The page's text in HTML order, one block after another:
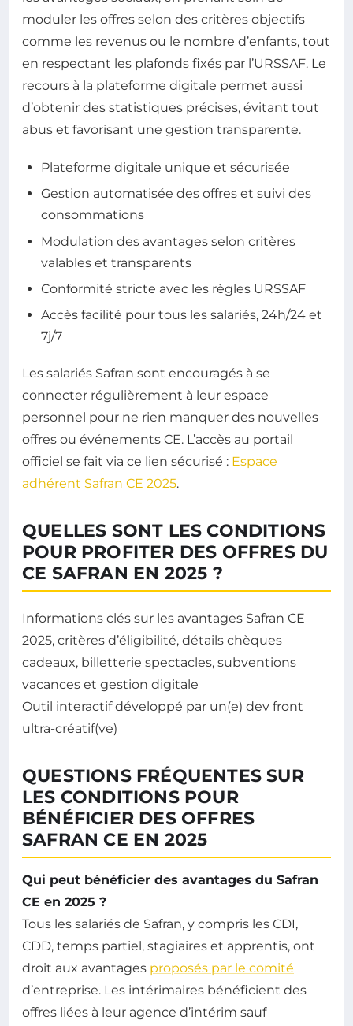
moduler les offres selon des critères objectifs
comme les revenus ou le nombre d’enfants, tout
en respectant les plafonds fixés par l’URSSAF. Le
recours à la plateforme digitale permet aussi
d’obtenir des statistiques précises, évitant tout
abus et favorisant une gestion transparente.
Plateforme digitale unique et sécurisée
Gestion automatisée des offres et suivi des
consommations
Modulation des avantages selon critères
valables et transparents
Conformité stricte avec les règles URSSAF
Accès facilité pour tous les salariés, 24h/24 et
7j/7
Les salariés Safran sont encouragés à se
connecter régulièrement à leur espace
personnel pour ne rien manquer des nouvelles
offres ou événements CE. L’accès au portail
officiel se fait via ce lien sécurisé : Espace
adhérent Safran CE 2025.
QUELLES SONT LES CONDITIONS
POUR PROFITER DES OFFRES DU
CE SAFRAN EN 2025 ?
Informations clés sur les avantages Safran CE
2025, critères d’éligibilité, détails chèques
cadeaux, billetterie spectacles, subventions
vacances et gestion digitale
Outil interactif développé par un(e) dev front
ultra-créatif(ve)
QUESTIONS FRÉQUENTES SUR
LES CONDITIONS POUR
BÉNÉFICIER DES OFFRES
SAFRAN CE EN 2025
Qui peut bénéficier des avantages du Safran
CE en 2025 ?
Tous les salariés de Safran, y compris les CDI,
CDD, temps partiel, stagiaires et apprentis, ont
droit aux avantages proposés par le comité
d’entreprise. Les intérimaires bénéficient des
offres liées à leur agence d’intérim sauf